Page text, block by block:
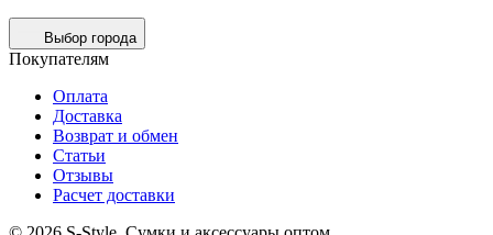
Выбор города
Покупателям
Оплата
Доставка
Возврат и обмен
Статьи
Отзывы
Расчет доставки